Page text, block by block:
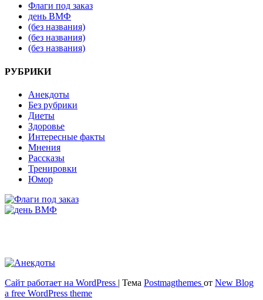
Флаги под заказ
день ВМФ
(без названия)
(без названия)
(без названия)
РУБРИКИ
Анекдоты
Без рубрики
Диеты
Здоровье
Интересные факты
Мнения
Рассказы
Тренировки
Юмор
Весёлый и здоровый образ жизни
Сайт работает на WordPress | Тема Postmagthemes от New Blog
a free WordPress theme